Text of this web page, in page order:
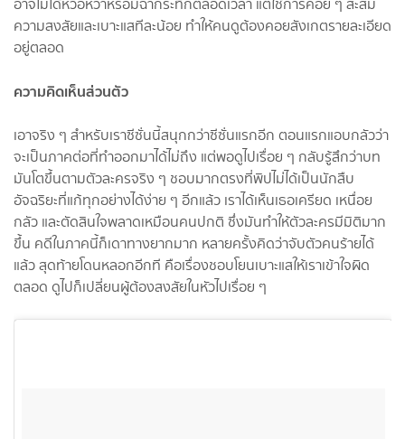
ความสงสัยและเบาะแสทีละน้อย ทำให้คนดูต้องคอยสังเกตรายละเอียด
อยู่ตลอด
ความคิดเห็นส่วนตัว
เอาจริง ๆ สำหรับเราซีซั่นนี้สนุกกว่าซีซั่นแรกอีก ตอนแรกแอบกลัวว่า
จะเป็นภาคต่อที่ทำออกมาได้ไม่ถึง แต่พอดูไปเรื่อย ๆ กลับรู้สึกว่าบท
มันโตขึ้นตามตัวละครจริง ๆ ชอบมากตรงที่พิปไม่ได้เป็นนักสืบ
อัจฉริยะที่แก้ทุกอย่างได้ง่าย ๆ อีกแล้ว เราได้เห็นเธอเครียด เหนื่อย
กลัว และตัดสินใจพลาดเหมือนคนปกติ ซึ่งมันทำให้ตัวละครมีมิติมาก
ขึ้น คดีในภาคนี้ก็เดาทางยากมาก หลายครั้งคิดว่าจับตัวคนร้ายได้
แล้ว สุดท้ายโดนหลอกอีกที คือเรื่องชอบโยนเบาะแสให้เราเข้าใจผิด
ตลอด ดูไปก็เปลี่ยนผู้ต้องสงสัยในหัวไปเรื่อย ๆ